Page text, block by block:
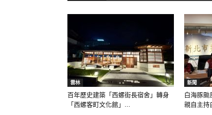
雲林
百年歷史建築「西螺街長宿舍」轉身
「西螺客町文化館」...
新聞
白海豚颱
親自主持